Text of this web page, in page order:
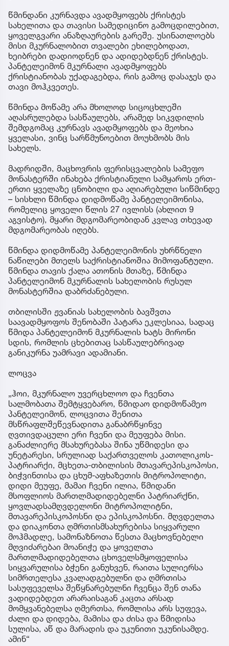
წმინდანი კურნავდა ავადმყოფებს ქრისტეს
სახელითა და თავისი სამედიცინო გამოცდილებით,
ყოველგვარი ანაზღაურების გარეშე. უსინათლოებს
მისი მკურნალობით თვალები ეხილებოდათ,
ხეიბრები დადიოდნენ და ადიდებდნენ ქრისტეს.
პანტელეიმონ მკურნალი ავადმყოფებს
ქრისტიანობას უქადაგებდა, რის გამოც დასაჯეს და
თავი მოჰკვეთეს.
წმინდა მოწამე არა მხოლოდ სიცოცხლეში
აღასრულებდა სასწაულებს, არამედ სიკვდილის
შემდგომაც კურნავს ავადმყოფებს და მეოხია
ყველასი, ვინც სარწმუნოებით მოუხმობს მის
სახელს.
მადრიდში, მაცხოვრის ფერისცვალების სამეფო
მონასტერში ინახება ქრისტიანული სამყაროს ერთ-
ერთი ყველაზე ცნობილი და აღიარებული სიწმინდე
– სისხლი წმინდა დიდმოწამე პანტელეიმონისა,
რომელიც ყოველი წლის 27 ივლისს (ახლით 9
აგვისტო), მყარი მდგომარეობიდან კვლავ თხევად
მდგომარეობას იღებს.
წმინდა დიდმოწამე პანტელეიმონის უხრწნელი
ნაწილები მთელს საქრისტიანოშია მიმოფანტული.
წმინდა თავის ქალა ათონის მთაზე, წმინდა
პანტელეიმონ მკურნალის სახელობის რუსულ
მონასტერშია დაბრძანებული.
თბილისში ჟვანიას სახელობის ბავშვთა
საავადმყოფოს შენობაში პატარა ეკლესიაა, სადაც
წმიდა პანტელეიმონ მკურნალის ხატს მირონი
სდის, რომლის ცხებითაც სასწაულებრივად
განიკურნა უამრავი ადამიანი.
ლოცვა
„ჰოი, მკურნალო უვერცხლოო და ჩვენთა
სალმობათა შემტყვებარო, წმიდაო დიდმოწამეო
პანტელეიმონ, ლოცვითა შენითა
მსწრაფლშეწევნადითა განაბრწყინვე
ღვთივდაცული ერი ჩვენი და მეუფება მისი.
განაძლიერე მსახურებასა შინა უწმიდესი და
უნეტარესი, სრულიად საქართველოს კათოლიკოს-
პატრიარქი, მცხეთა-თბილისის მთავარეპისკოპოსი,
ბიჭვინთისა და ცხუმ-აფხაზეთის მიტროპოლიტი,
დიდი მეუფე, მამაი ჩვენი ილია, წმიდანი
მსოფლიოს მართლმადიდებელნი პატრიარქნი,
ყოვლადსამღვდელონი მიტროპოლიტნი,
მთავარეპისკოპოსნი და ეპისკოპოსნი. მღვდელთა
და დიაკონთა ღმრთისმსახურებისა სიყვარული
მოჰმადლე, სამონაზნოთა წესთა მაცხოვნებელი
მღვიძარებაი მოანიჭე და ყოველთა
მართლმადიდებელთა ცხოველსმყოფელისა
სიყვარულისა ბჭენი განუხვენ, რაითა სულიერსა
სიმრთელესა კვალადგებულნი და ღმრთისა
სასუფეველსა შეწყნარებულნი ჩვენცა შენ თანა
ვადიდებდეთ არარაისაგან კაცთა არსად
მომყვანებელსა ღმერთსა, რომლისა არს სუფევა,
ძალი და დიდება, მამისა და ძისა და წმიდისა
სულისა, აწ და მარადის და უკუნითი უკუნისამდე.
ამინ“